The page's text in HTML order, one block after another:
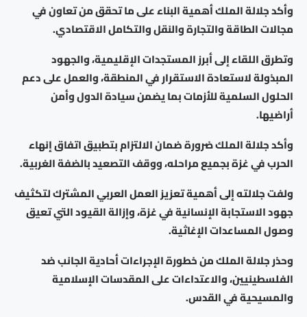
وأكد جلالة الملك أهمية البناء على ما تحقق من تعاون في
مجالات الطاقة والتجارة والنقل والتكامل الاقتصادي.
وتطرق اللقاء إلى أبرز المستجدات الإقليمية، والجهود
المبذولة لاستعادة الاستقرار في المنطقة، والعمل على دعم
الحلول السلمية للأزمات بما يضمن سيادة الدول وأمن
أراضيها.
وأكد جلالة الملك ضرورة ضمان الالتزام بتطبيق اتفاق إنهاء
الحرب في غزة بجميع مراحله، ووقف التصعيد بالضفة الغربية.
ولفت جلالته إلى أهمية تعزيز العمل العربي المشترك لتكثيف
جهود الاستجابة الإنسانية في غزة، وإزالة القيود التي تعيق
وصول المساعدات الإغاثية.
وحذر جلالة الملك من خطورة الإجراءات أحادية الجانب ضد
الفلسطينيين، والاعتداءات على المقدسات الإسلامية
والمسيحية في القدس.